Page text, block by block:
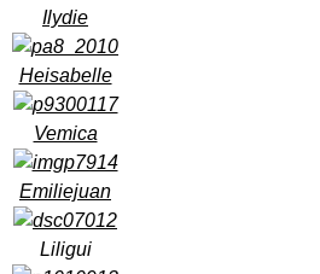
Ilydie
Heisabelle
Vemica
Emiliejuan
Liligui